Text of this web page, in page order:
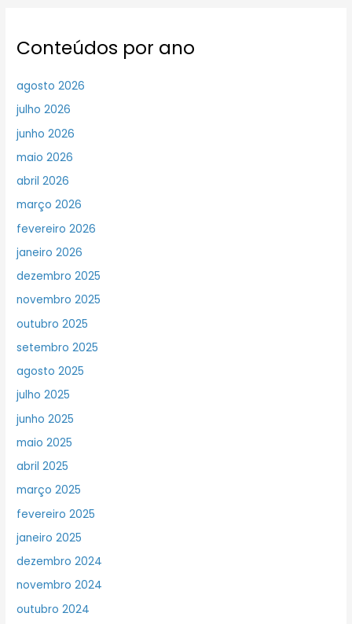
Conteúdos por ano
agosto 2026
julho 2026
junho 2026
maio 2026
abril 2026
março 2026
fevereiro 2026
janeiro 2026
dezembro 2025
novembro 2025
outubro 2025
setembro 2025
agosto 2025
julho 2025
junho 2025
maio 2025
abril 2025
março 2025
fevereiro 2025
janeiro 2025
dezembro 2024
novembro 2024
outubro 2024